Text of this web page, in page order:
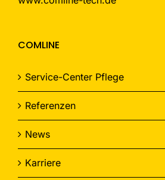
COMLINE
Service-Center Pflege
Referenzen
News
Karriere